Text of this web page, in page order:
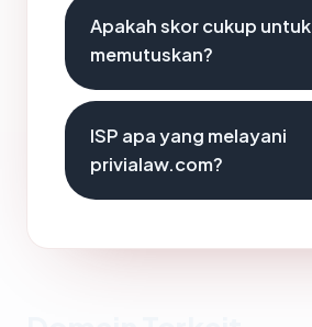
Apakah skor cukup untuk
memutuskan?
ISP apa yang melayani
privialaw.com?